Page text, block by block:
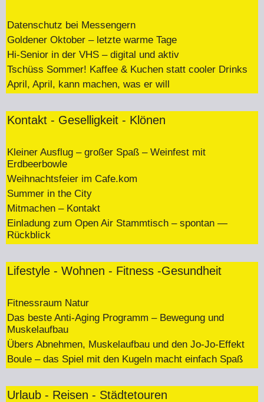
Datenschutz bei Messengern
Goldener Oktober – letzte warme Tage
Hi-Senior in der VHS – digital und aktiv
Tschüss Sommer! Kaffee & Kuchen statt cooler Drinks
April, April, kann machen, was er will
Kontakt - Geselligkeit - Klönen
Kleiner Ausflug – großer Spaß – Weinfest mit
Erdbeerbowle
Weihnachtsfeier im Cafe.kom
Summer in the City
Mitmachen – Kontakt
Einladung zum Open Air Stammtisch – spontan —
Rückblick
Lifestyle - Wohnen - Fitness -Gesundheit
Fitnessraum Natur
Das beste Anti-Aging Programm – Bewegung und
Muskelaufbau
Übers Abnehmen, Muskelaufbau und den Jo-Jo-Effekt
Boule – das Spiel mit den Kugeln macht einfach Spaß
Urlaub - Reisen - Städtetouren